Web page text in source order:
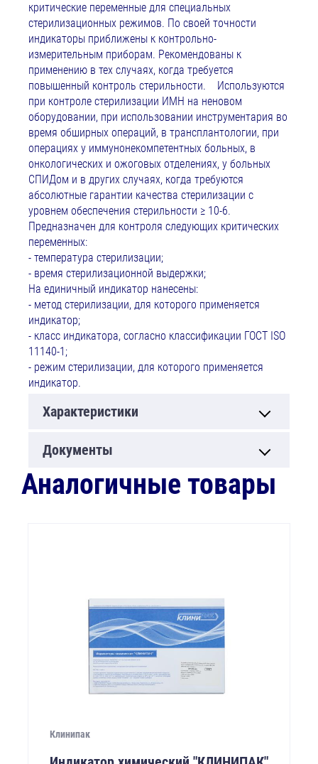
критические переменные для специальных
стерилизационных режимов. По своей точности
индикаторы приближены к контрольно-
измерительным приборам. Рекомендованы к
применению в тех случаях, когда требуется
повышенный контроль стерильности. Используются
при контроле стерилизации ИМН на неновом
оборудовании, при использовании инструментария во
время обширных операций, в трансплантологии, при
операциях у иммунонекомпетентных больных, в
онкологических и ожоговых отделениях, у больных
СПИДом и в других случаях, когда требуются
абсолютные гарантии качества стерилизации с
уровнем обеспечения стерильности ≥ 10-6.
Предназначен для контроля следующих критических
переменных:
- температура стерилизации;
- время стерилизационной выдержки;
На единичный индикатор нанесены:
- метод стерилизации, для которого применяется
индикатор;
- класс индикатора, согласно классификации ГОСТ ISO
11140-1;
- режим стерилизации, для которого применяется
индикатор.
Характеристики
Документы
Аналогичные товары
Клинипак